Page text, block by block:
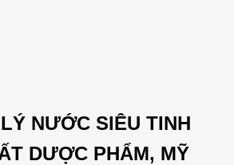
NƯỚC SIÊU TINH
DƯỢC PHẨM, MỸ